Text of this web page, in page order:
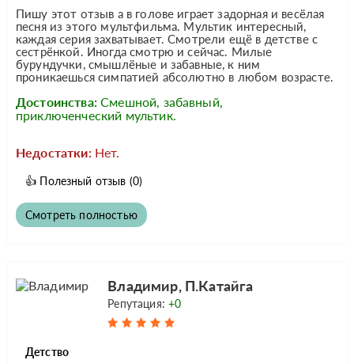
Пишу этот отзыв а в голове играет задорная и весёлая
песня из этого мультфильма. Мультик интересный,
каждая серия захватывает. Смотрели ещё в детстве с
сестрёнкой. Иногда смотрю и сейчас. Милые
бурундучки, смышлёные и забавные, к ним
проникаешься симпатией абсолютно в любом возрасте.
Достоинства: Смешной, забавный,
приключенческий мультик.
Недостатки: Нет.
👍 Полезный отзыв (0)
Смотреть полностью
Владимир, П.Катайга
Репутация:+0
Детство